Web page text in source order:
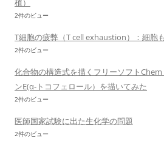
植）
2件のビュー
T細胞の疲弊（T cell exhaustion）：細胞
2件のビュー
化合物の構造式を描くフリーソフト
ンE(α-トコフェロール）を描いてみた
2件のビュー
医師国家試験に出た生化学の問題
2件のビュー